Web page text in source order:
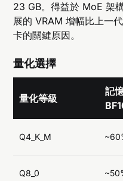
23 GB。得益於 MoE 架
展的 VRAM 增幅比上一
卡的關鍵原因。
量化選擇
量化等級
記
Q4_K_M
Q8_0